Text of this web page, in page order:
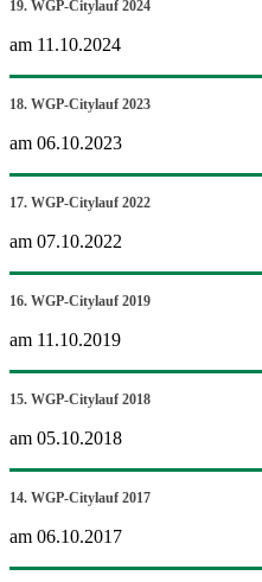
19. WGP-Citylauf 2024
am 11.10.2024
18. WGP-Citylauf 2023
am 06.10.2023
17. WGP-Citylauf 2022
am 07.10.2022
16. WGP-Citylauf 2019
am 11.10.2019
15. WGP-Citylauf 2018
am 05.10.2018
14. WGP-Citylauf 2017
am 06.10.2017